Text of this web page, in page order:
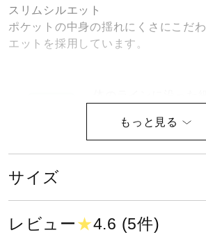
ジュニア／キッズ
コラボ／ライセンス
スリムシルエット
ポケットの中身の揺れにくさにこだ
エットを採用しています。
サイズ
レビュー★4.6 (5件)